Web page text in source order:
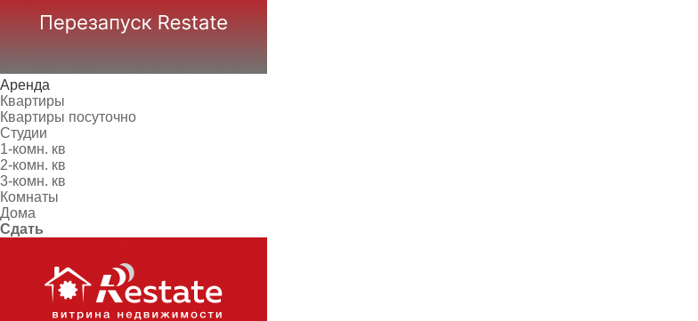
Аренда
Квартиры
Квартиры посуточно
Студии
1-комн. кв
2-комн. кв
3-комн. кв
Комнаты
Дома
Сдать